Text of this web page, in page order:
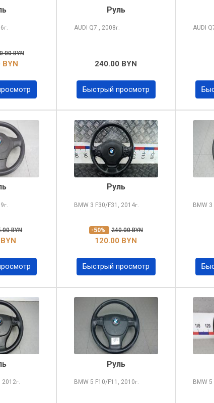
г.
BYN
BYN
Руль
AUDI Q7 , 2008г.
240.00 BYN
Быстрый просмотр
AUDI
г.
BYN
Руль
BMW 3 F30/F31, 2014г.
-50% 240.00 BYN
120.00 BYN
Быстрый просмотр
BMW 3
2012г.
Руль
BMW 5 F10/F11, 2010г. BMW 5